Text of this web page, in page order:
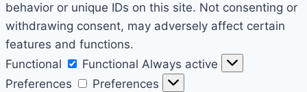
behavior or unique IDs on this site. Not consenting or
withdrawing consent, may adversely affect certain
features and functions.
Functional
Functional Always active
Preferences
Preferences